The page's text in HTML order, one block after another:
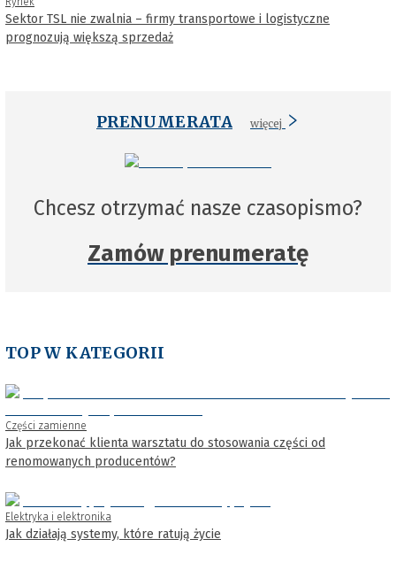
Sektor TSL nie zwalnia – firmy transportowe i logistyczne
prognozują większą sprzedaż
PRENUMERATA więcej
Chcesz otrzymać nasze czasopismo?
Zamów prenumeratę
TOP W KATEGORII
Części zamienne
Jak przekonać klienta warsztatu do stosowania części od
renomowanych producentów?
Elektryka i elektronika
Jak działają systemy, które ratują życie